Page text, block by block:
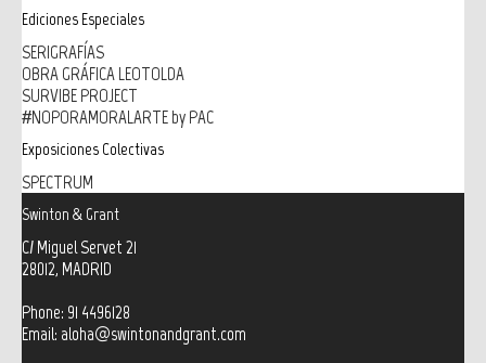
Ediciones Especiales
SERIGRAFÍAS
OBRA GRÁFICA LEOTOLDA
SURVIBE PROJECT
#NOPORAMORALARTE by PAC
Exposiciones Colectivas
SPECTRUM
Swinton & Grant
C/ Miguel Servet 21
28012, MADRID
Phone: 91 4496128
Email: aloha@swintonandgrant.com